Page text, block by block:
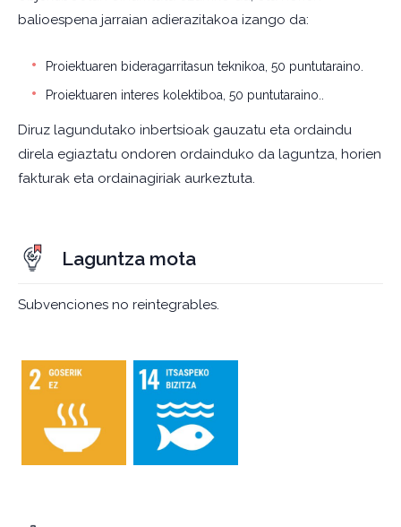
balioespena jarraian adierazitakoa izango da:
Proiektuaren bideragarritasun teknikoa, 50 puntutaraino.
Proiektuaren interes kolektiboa, 50 puntutaraino..
Diruz lagundutako inbertsioak gauzatu eta ordaindu
direla egiaztatu ondoren ordainduko da laguntza, horien
fakturak eta ordainagiriak aurkeztuta.
Laguntza mota
Subvenciones no reintegrables.